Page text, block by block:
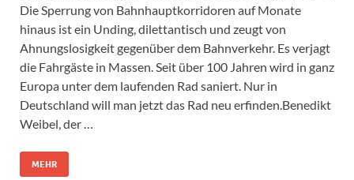
Die Sperrung von Bahnhauptkorridoren auf Monate
hinaus ist ein Unding, dilettantisch und zeugt von
Ahnungslosigkeit gegenüber dem Bahnverkehr. Es verjagt
die Fahrgäste in Massen. Seit über 100 Jahren wird in ganz
Europa unter dem laufenden Rad saniert. Nur in
Deutschland will man jetzt das Rad neu erfinden.Benedikt
Weibel, der …
MEHR